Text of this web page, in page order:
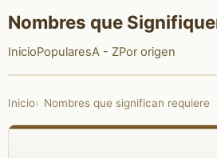
Nombres que
InicioPopularesA - ZPor origen
Inicio Nombres que significan requiere